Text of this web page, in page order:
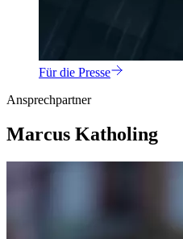
Für die Presse
Ansprechpartner
Marcus Katholing